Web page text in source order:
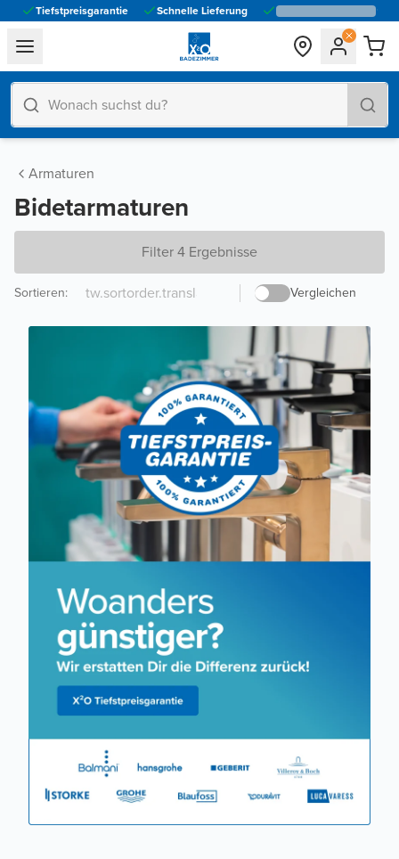
Tiefstpreisgarantie Schnelle Lieferung
general.navigation.toggle_menu.label
Armaturen
Bidetarmaturen
Filter 4 Ergebnisse
Vergleichen
Sortieren: